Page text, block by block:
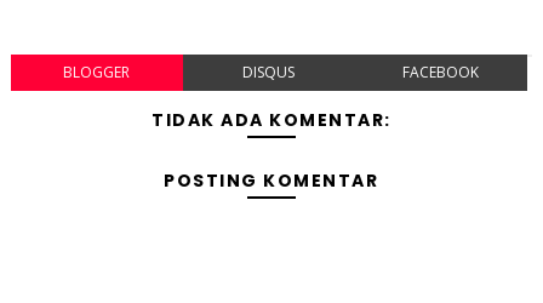
BLOGGER DISQUS FACEBOOK
TIDAK ADA KOMENTAR:
POSTING KOMENTAR